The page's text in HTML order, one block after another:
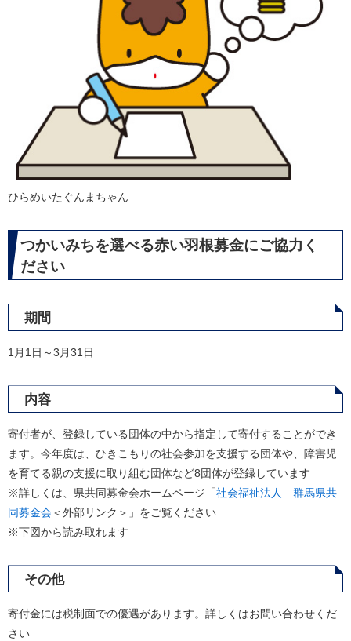
ひらめいたぐんまちゃん
つかいみちを選べる赤い羽根募金にご協力く
ださい
期間
1月1日～3月31日
内容
寄付者が、登録している団体の中から指定して寄付することができ
ます。今年度は、ひきこもりの社会参加を支援する団体や、障害児
を育てる親の支援に取り組む団体など8団体が登録しています
※詳しくは、県共同募金会ホームページ「社会福祉法人 群馬県共
同募金会＜外部リンク＞ 」をご覧ください
※下図から読み取れます
その他
寄付金には税制面での優遇があります。詳しくはお問い合わせくだ
さい